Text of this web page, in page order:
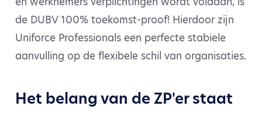
de DUBV 100% toekomst-proof! Hierdoor zijn
Uniforce Professionals een perfecte stabiele
aanvulling op de flexibele schil van organisaties.
Het belang van de ZP'er staat